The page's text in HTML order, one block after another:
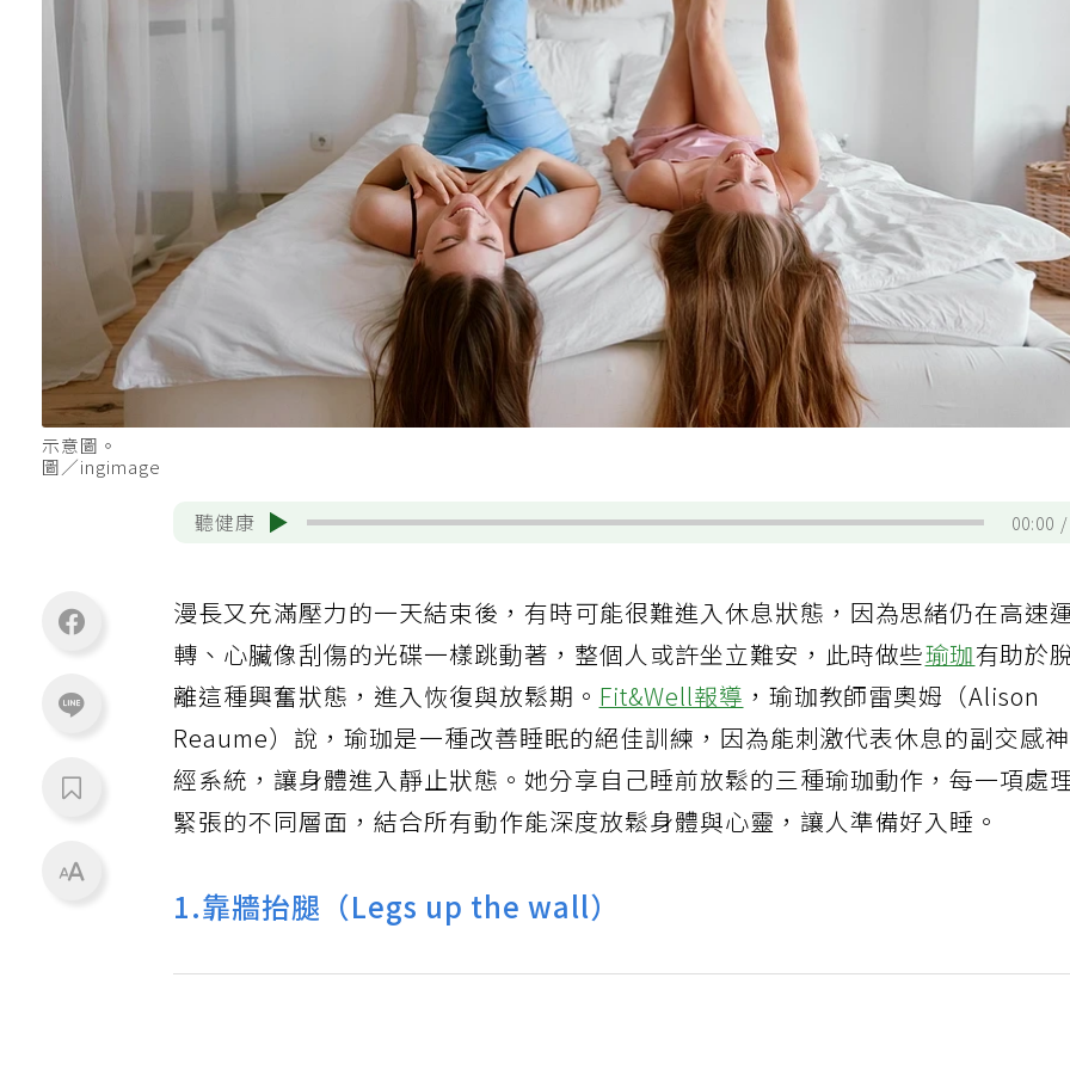
示意圖。
圖／ingimage
聽健康 00:00
漫長又充滿壓力的一天結束後，有時可能很難進入休息狀態，因為思緒仍在高速
轉、心臟像刮傷的光碟一樣跳動著，整個人或許坐立難安，此時做些瑜珈有助於
離這種興奮狀態，進入恢復與放鬆期。Fit&Well報導 ，瑜珈教師雷奧姆（Alison
Reaume）說，瑜珈是一種改善睡眠的絕佳訓練，因為能刺激代表休息的副交感神
經系統，讓身體進入靜止狀態。她分享自己睡前放鬆的三種瑜珈動作，每一項處
緊張的不同層面，結合所有動作能深度放鬆身體與心靈，讓人準備好入睡。
1.靠牆抬腿（Legs up the wall）